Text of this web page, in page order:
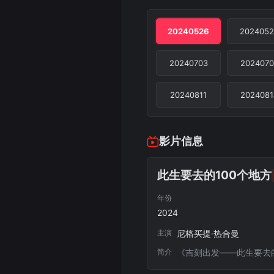
20240526
20240703
20240811
影片信息
此生要去的100个地方
年份
2024
主演 尼格买提·热合曼
简介 《吉刻出发——此生要去